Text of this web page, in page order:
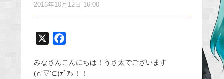
2016年10月12日 16:00
c
e
みなさんこんにちは！うさ太でございます
(∩'▽'⊂)ﾃﾞｱｯ！！